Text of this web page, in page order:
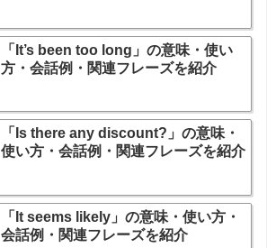
「It’s been too long」の意味・使い
方・会話例・関連フレーズを紹介
「Is there any discount?」の意味・
使い方・会話例・関連フレーズを紹介
「It seems likely」の意味・使い方・
会話例・関連フレーズを紹介